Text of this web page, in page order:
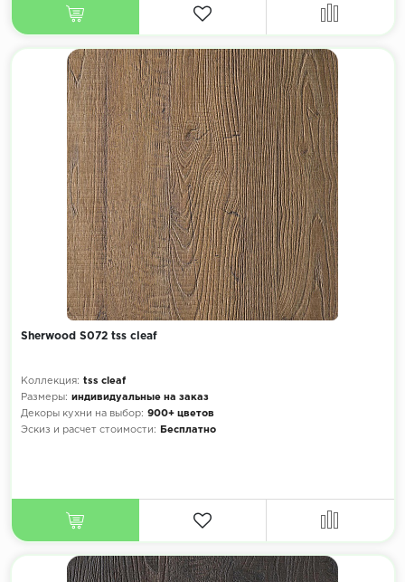
Sherwood S072 tss cleaf
Коллекция: tss cleaf
Размеры: индивидуальные на заказ
Декоры кухни на выбор: 900+ цветов
Эскиз и расчет стоимости:
Бесплатно